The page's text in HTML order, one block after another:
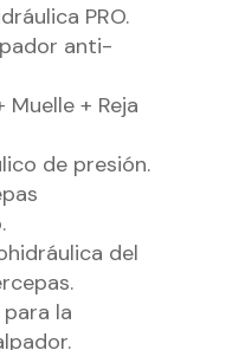
PRO.
anti-
+ Reja
de presión.
del
la